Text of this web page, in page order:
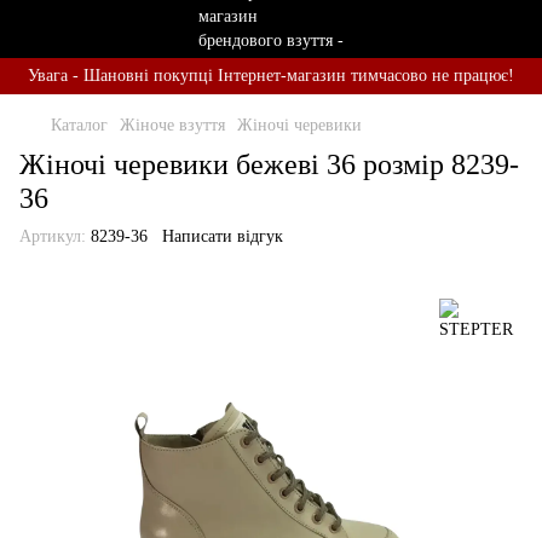
Увага - Шановні покупці Інтернет-магазин тимчасово не працює!
Каталог Жіноче взуття Жіночі черевики
Жіночі черевики бежеві 36 розмір 8239-
36
Артикул: 8239-36 Написати відгук